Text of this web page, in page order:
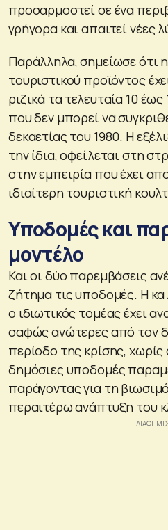
προσαρμοστεί σε ένα
γρήγορα και απαιτεί νέες
Παράλληλα, σημείωσε ότι
τουριστικού προϊόντος
ριζικά τα τελευταία 10
που δεν μπορεί να
δεκαετίας του 1980. Η
την ίδια, οφείλεται στη
στην εμπειρία που έχει
ιδιαίτερη τουριστική
Υποδομές και
μοντέλο
Και οι δύο παρεμβάσεις
ζήτημα τις υποδομές. Η
ο ιδιωτικός τομέας έχει
σαφώς ανώτερες από τον
περίοδο της κρίσης, χωρίς
δημόσιες υποδομές
παράγοντας για τη
περαιτέρω ανάπτυξη του